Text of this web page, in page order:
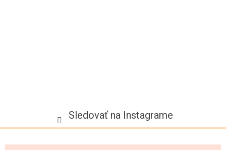
Sledovať na Instagrame